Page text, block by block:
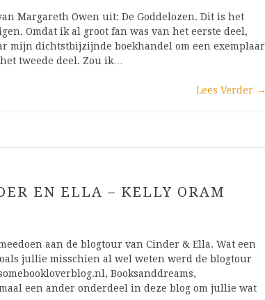
Margareth Owen uit: De Goddelozen. Dit is het
Omdat ik al groot fan was van het eerste deel,
mijn dichtstbijzijnde boekhandel om een exemplaar
tweede deel. Zou ik…
Lees Verder →
EN ELLA – KELLY ORAM
aan de blogtour van Cinder & Ella. Wat een
jullie misschien al wel weten werd de blogtour
Booksanddreams,
een ander onderdeel in deze blog om jullie wat